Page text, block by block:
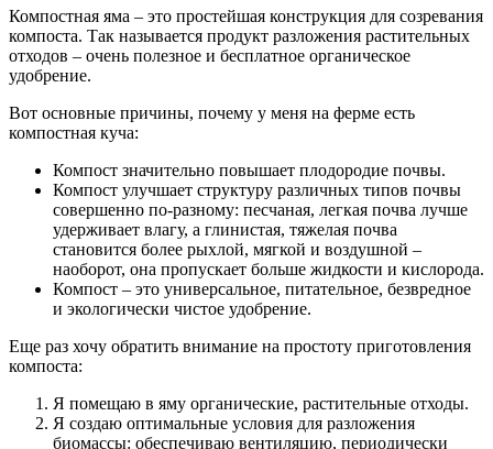
Компостная яма – это простейшая конструкция для созревания
компоста. Так называется продукт разложения растительных
отходов – очень полезное и бесплатное органическое
удобрение.
Вот основные причины, почему у меня на ферме есть
компостная куча:
Компост значительно повышает плодородие почвы.
Компост улучшает структуру различных типов почвы
совершенно по-разному: песчаная, легкая почва лучше
удерживает влагу, а глинистая, тяжелая почва
становится более рыхлой, мягкой и воздушной –
наоборот, она пропускает больше жидкости и кислорода.
Компост – это универсальное, питательное, безвредное
и экологически чистое удобрение.
Еще раз хочу обратить внимание на простоту приготовления
компоста:
Я помещаю в яму органические, растительные отходы.
Я создаю оптимальные условия для разложения
биомассы: обеспечиваю вентиляцию, периодически